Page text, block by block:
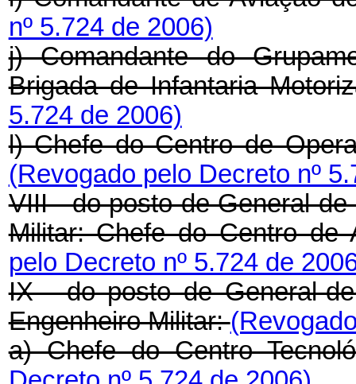
nº 5.724 de 2006)
j) Comandante do
Brigada de Infantaria
5.724 de 2006)
l) Chefe do Centro de
(Revogado pelo Decreto nº
VIII - do posto de General-
Militar: Chefe do Centro
pelo Decreto nº 5.724 de
IX - do posto de General-
Engenheiro Militar:
a) Chefe do Centro